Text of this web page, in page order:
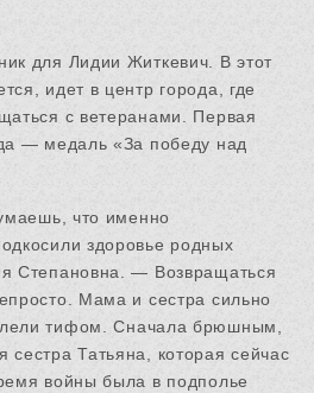
для Лидии Житкевич. В этот
идет в центр города, где
с ветеранами. Первая
— медаль «За победу над
что именно
здоровье родных
Степановна. — Возвращаться
Мама и сестра сильно
тифом. Сначала брюшным,
Татьяна, которая сейчас
войны была в подполье